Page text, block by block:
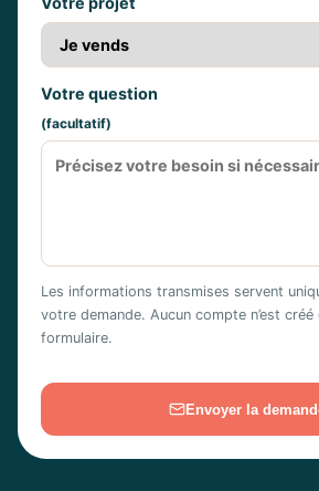
Votre question
(facultatif)
Les informations transmises servent
votre demande. Aucun compte n’est créé
formulaire.
Envoyer la